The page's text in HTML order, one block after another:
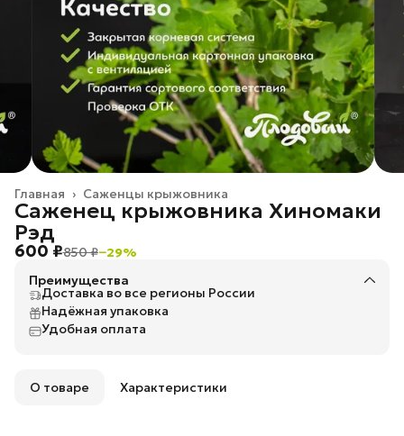
Саженцы крыжовника
Главная ›
Саженец крыжовника Хиномаки
Рэд
600 ₽850 ₽−29%
Преимущества
Доставка во все регионы России
Надёжная упаковка
Удобная оплата
О товаре Характеристики